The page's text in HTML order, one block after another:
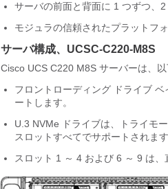
サーバの前面と背面に 1 つずつ、2
モジュラの信頼されたプラットフ
サーバ構成、UCSC-C220-M8S
Cisco UCS C220 M8S サーバーは、
フロントローディング ドライブ
ートします。
U.3 NVMe ドライブは、トライモ
スロットすべてでサポートされます
スロット 1 ～ 4 および 6 ～ 9 は、